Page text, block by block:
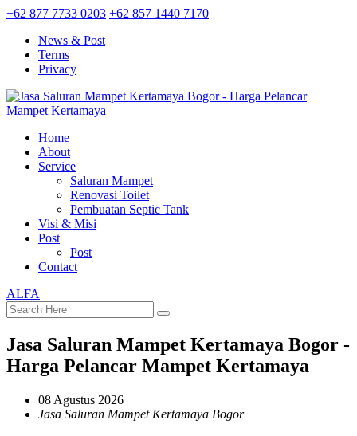
+62 877 7733 0203 +62 857 1440 7170
News & Post
Terms
Privacy
Home
About
Service
Saluran Mampet
Renovasi Toilet
Pembuatan Septic Tank
Visi & Misi
Post
Post
Contact
ALFA
Jasa Saluran Mampet Kertamaya Bogor -
Harga Pelancar Mampet Kertamaya
08 Agustus 2026
Jasa Saluran Mampet Kertamaya Bogor